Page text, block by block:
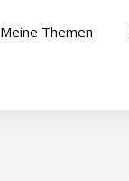
Meine Themen